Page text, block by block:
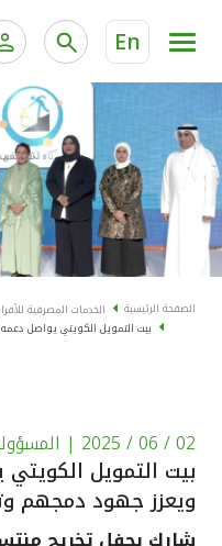
En
الخدمات المصرفية
الخدمات المصرفية
خدمة "بيتك" للتداول
الخدمات المصرفية
الحسابات المصرفية
البطاقات
"برامج العملاء"
الاستثمار
القنوات المصرفية
الصفحة الرئيسية الخدمات المصرفية
بيت التمويل الكويتي يواصل
02 / 06 / 2025
|
بيت التمويل
ويعزز جهود دمجهم